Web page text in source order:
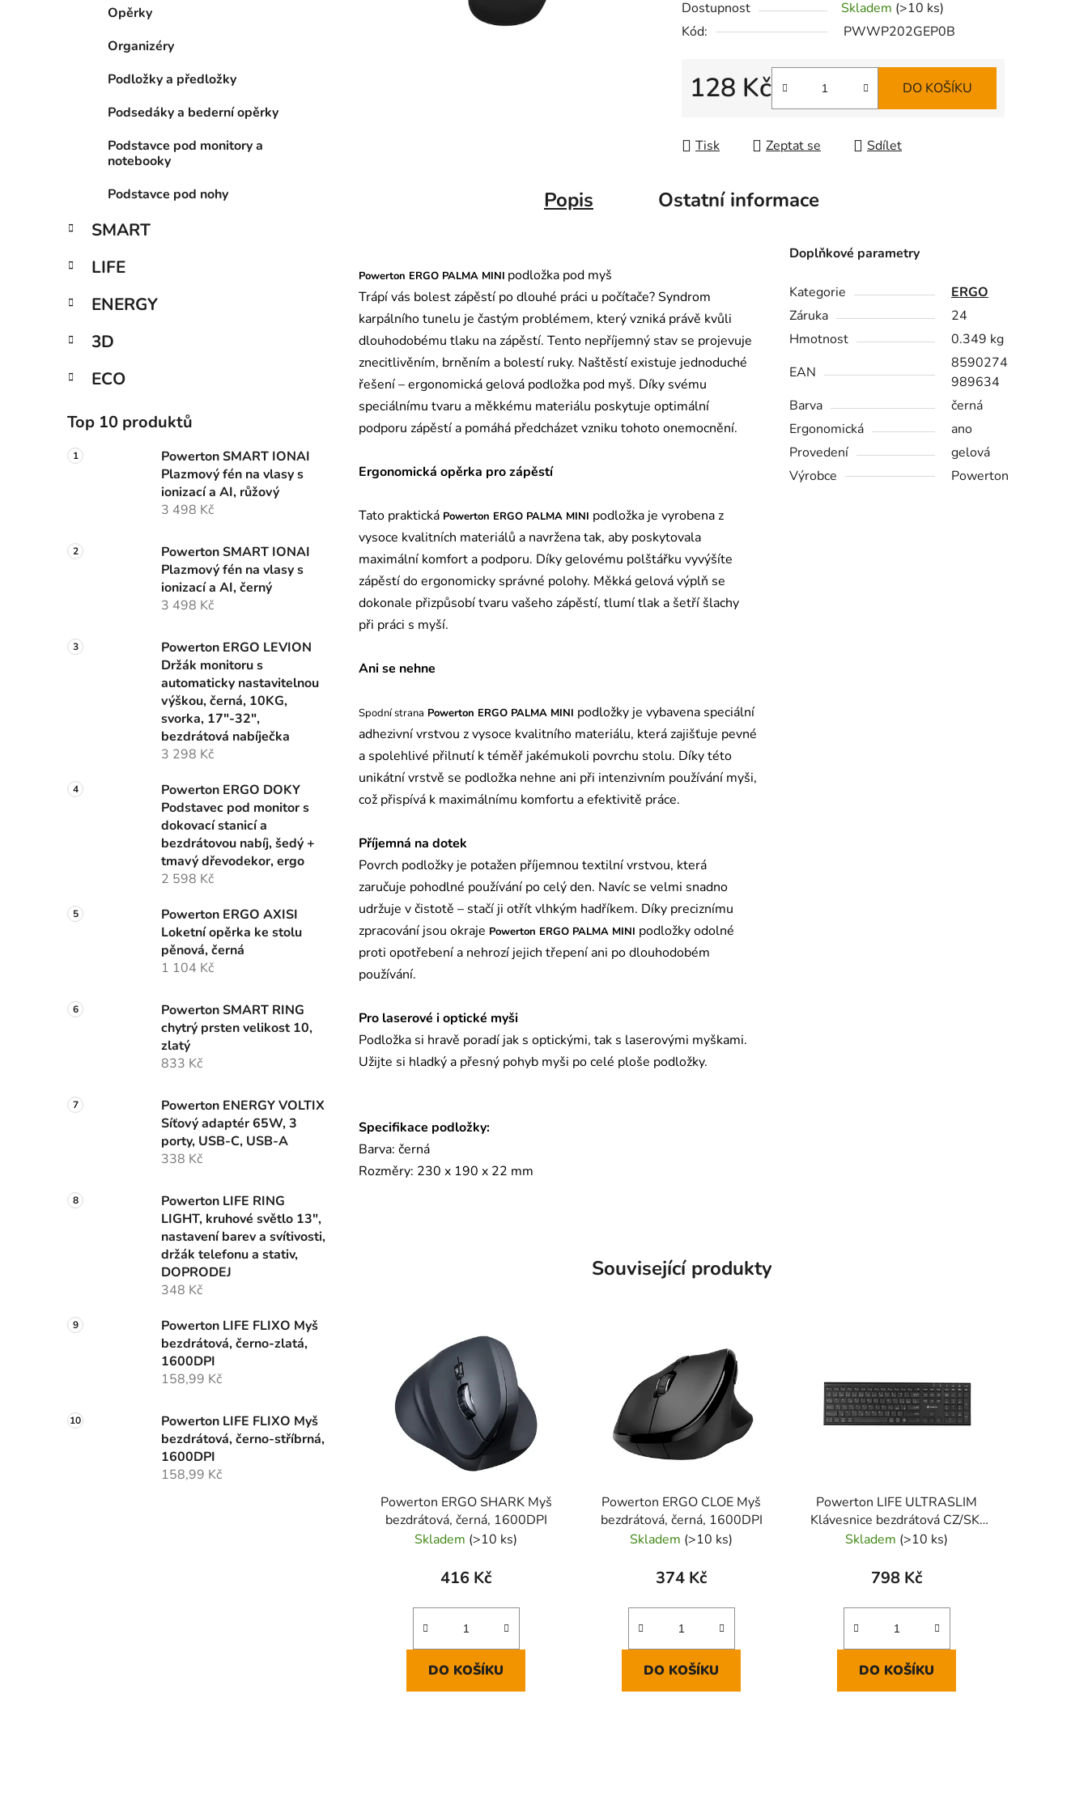
Opěrky
Organizéry
Podložky a předložky
Podsedáky a bederní opěrky
Podstavce pod monitory a
notebooky
Podstavce pod nohy
SMART
LIFE
ENERGY
3D
ECO
Top 10 produktů
Powerton SMART IONAI
Plazmový fén na vlasy s
ionizací a AI, růžový
3 498 Kč
Powerton SMART IONAI
Plazmový fén na vlasy s
ionizací a AI, černý
3 498 Kč
Powerton ERGO LEVION
Držák monitoru s
automaticky nastavitelnou
výškou, černá, 10KG,
svorka, 17"-32",
bezdrátová nabíječka
3 298 Kč
Powerton ERGO DOKY
Podstavec pod monitor s
dokovací stanicí a
bezdrátovou nabíj, šedý +
tmavý dřevodekor, ergo
2 598 Kč
Powerton ERGO AXISI
Loketní opěrka ke stolu
pěnová, černá
1 104 Kč
Powerton SMART RING
chytrý prsten velikost 10,
zlatý
833 Kč
Powerton ENERGY VOLTIX
Síťový adaptér 65W, 3
porty, USB-C, USB-A
338 Kč
Powerton LIFE RING
LIGHT, kruhové světlo 13",
nastavení barev a svítivosti,
držák telefonu a stativ,
DOPRODEJ
348 Kč
Powerton LIFE FLIXO Myš
bezdrátová, černo-zlatá,
1600DPI
158,99 Kč
Powerton LIFE FLIXO Myš
bezdrátová, černo-stříbrná,
1600DPI
158,99 Kč
je
0,0
hvězdiček.
Dostupnost Skladem (>10 ks)
Kód:
PWWP202GEP0B
128 Kč DO KOŠÍKU
Tisk Zeptat se Sdílet
Popis Ostatní informace
Powerton ERGO PALMA MINI podložka pod myš
Trápí vás bolest zápěstí po dlouhé práci u počítače? Syndrom
karpálního tunelu je častým problémem, který vzniká právě kvůli
dlouhodobému tlaku na zápěstí. Tento nepříjemný stav se projevuje
znecitlivěním, brněním a bolestí ruky. Naštěstí existuje jednoduché
řešení – ergonomická gelová podložka pod myš. Díky svému
speciálnímu tvaru a měkkému materiálu poskytuje optimální
podporu zápěstí a pomáhá předcházet vzniku tohoto onemocnění.
Ergonomická opěrka pro zápěstí
Tato praktická Powerton ERGO PALMA MINI podložka je vyrobena z
vysoce kvalitních materiálů a navržena tak, aby poskytovala
maximální komfort a podporu. Díky gelovému polštářku vyvýšíte
zápěstí do ergonomicky správné polohy. Měkká gelová výplň se
dokonale přizpůsobí tvaru vašeho zápěstí, tlumí tlak a šetří šlachy
při práci s myší.
Ani se nehne
Spodní strana Powerton ERGO PALMA MINI podložky je vybavena speciální
adhezivní vrstvou z vysoce kvalitního materiálu, která zajišťuje pevné
a spolehlivé přilnutí k téměř jakémukoli povrchu stolu. Díky této
unikátní vrstvě se podložka nehne ani při intenzivním používání myši,
což přispívá k maximálnímu komfortu a efektivitě práce.
Příjemná na dotek
Povrch podložky je potažen příjemnou textilní vrstvou, která
zaručuje pohodlné používání po celý den. Navíc se velmi snadno
udržuje v čistotě – stačí ji otřít vlhkým hadříkem. Díky preciznímu
zpracování jsou okraje Powerton ERGO PALMA MINI podložky odolné
proti opotřebení a nehrozí jejich třepení ani po dlouhodobém
používání.
Pro laserové i optické myši
Podložka si hravě poradí jak s optickými, tak s laserovými myškami.
Užijte si hladký a přesný pohyb myši po celé ploše podložky.
Specifikace podložky:
Barva: černá
Rozměry: 230 x 190 x 22 mm
Doplňkové parametry
Kategorie
ERGO
Záruka
24
Hmotnost
0.349 kg
EAN
8590274
989634
Barva
černá
Ergonomická
ano
Provedení
gelová
Výrobce
Powerton
Související produkty
Powerton ERGO SHARK Myš
bezdrátová, černá, 1600DPI
Skladem (>10 ks)
416 Kč
DO KOŠÍKU
Powerton ERGO CLOE Myš
bezdrátová, černá, 1600DPI
Skladem (>10 ks)
374 Kč
DO KOŠÍKU
Powerton LIFE ULTRASLIM
Klávesnice bezdrátová CZ/SK,
černá
Skladem (>10 ks)
798 Kč
DO KOŠÍKU